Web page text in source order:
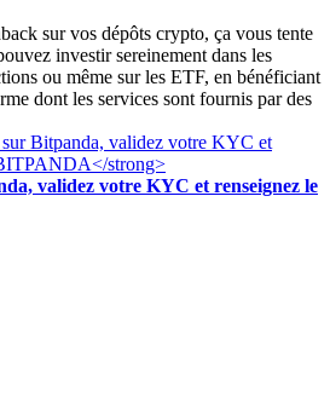
sur vos dépôts crypto, ça vous tente
investir sereinement dans les
ou même sur les ETF, en bénéficiant
dont les services sont fournis par des
validez votre KYC et renseignez le